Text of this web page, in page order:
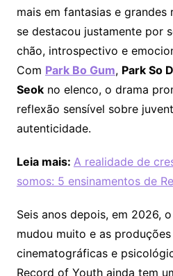
mais em fantasias e grandes
se destacou justamente por
chão, introspectivo e
Com Park Bo Gum, Park So
Seokno elenco, o drama
reflexão sensível sobre
autenticidade.
Leia mais: A realidade de
somos: 5 ensinamentos de
Seis anos depois, em 2026,
mudou muito e as
cinematográficas e
Record of Youth ainda tem